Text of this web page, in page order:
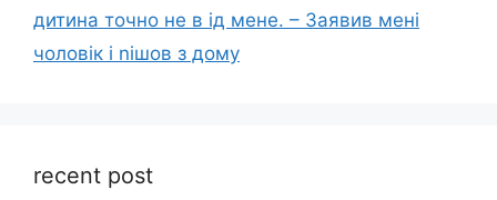
дитина точно не в ід мене. – Заявив мені
чоловік і nішов з дому
recent post